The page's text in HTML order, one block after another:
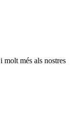
molt més als nostres